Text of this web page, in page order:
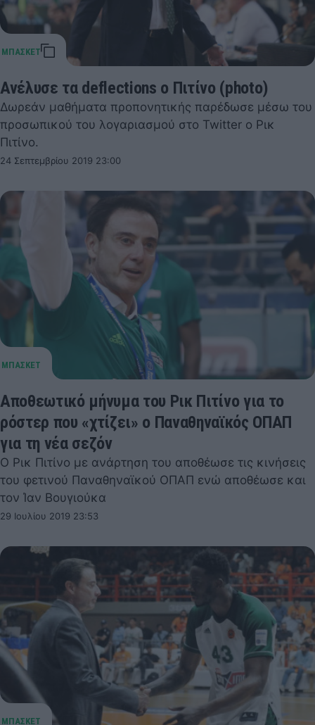
Ανέλυσε τα deflections o Πιτίνο (photo)
Δωρεάν μαθήματα προπονητικής παρέδωσε μέσω του
προσωπικού του λογαριασμού στο Twitter ο Ρικ
Πιτίνο.
24 Σεπτεμβρίου 2019 23:00
Αποθεωτικό μήνυμα του Ρικ Πιτίνο για το
ρόστερ που «χτίζει» ο Παναθηναϊκός ΟΠΑΠ
για τη νέα σεζόν
Ο Ρικ Πιτίνο με ανάρτηση του αποθέωσε τις κινήσεις
του φετινού Παναθηναϊκού ΟΠΑΠ ενώ αποθέωσε και
τον Ίαν Βουγιούκα
29 Ιουλίου 2019 23:53